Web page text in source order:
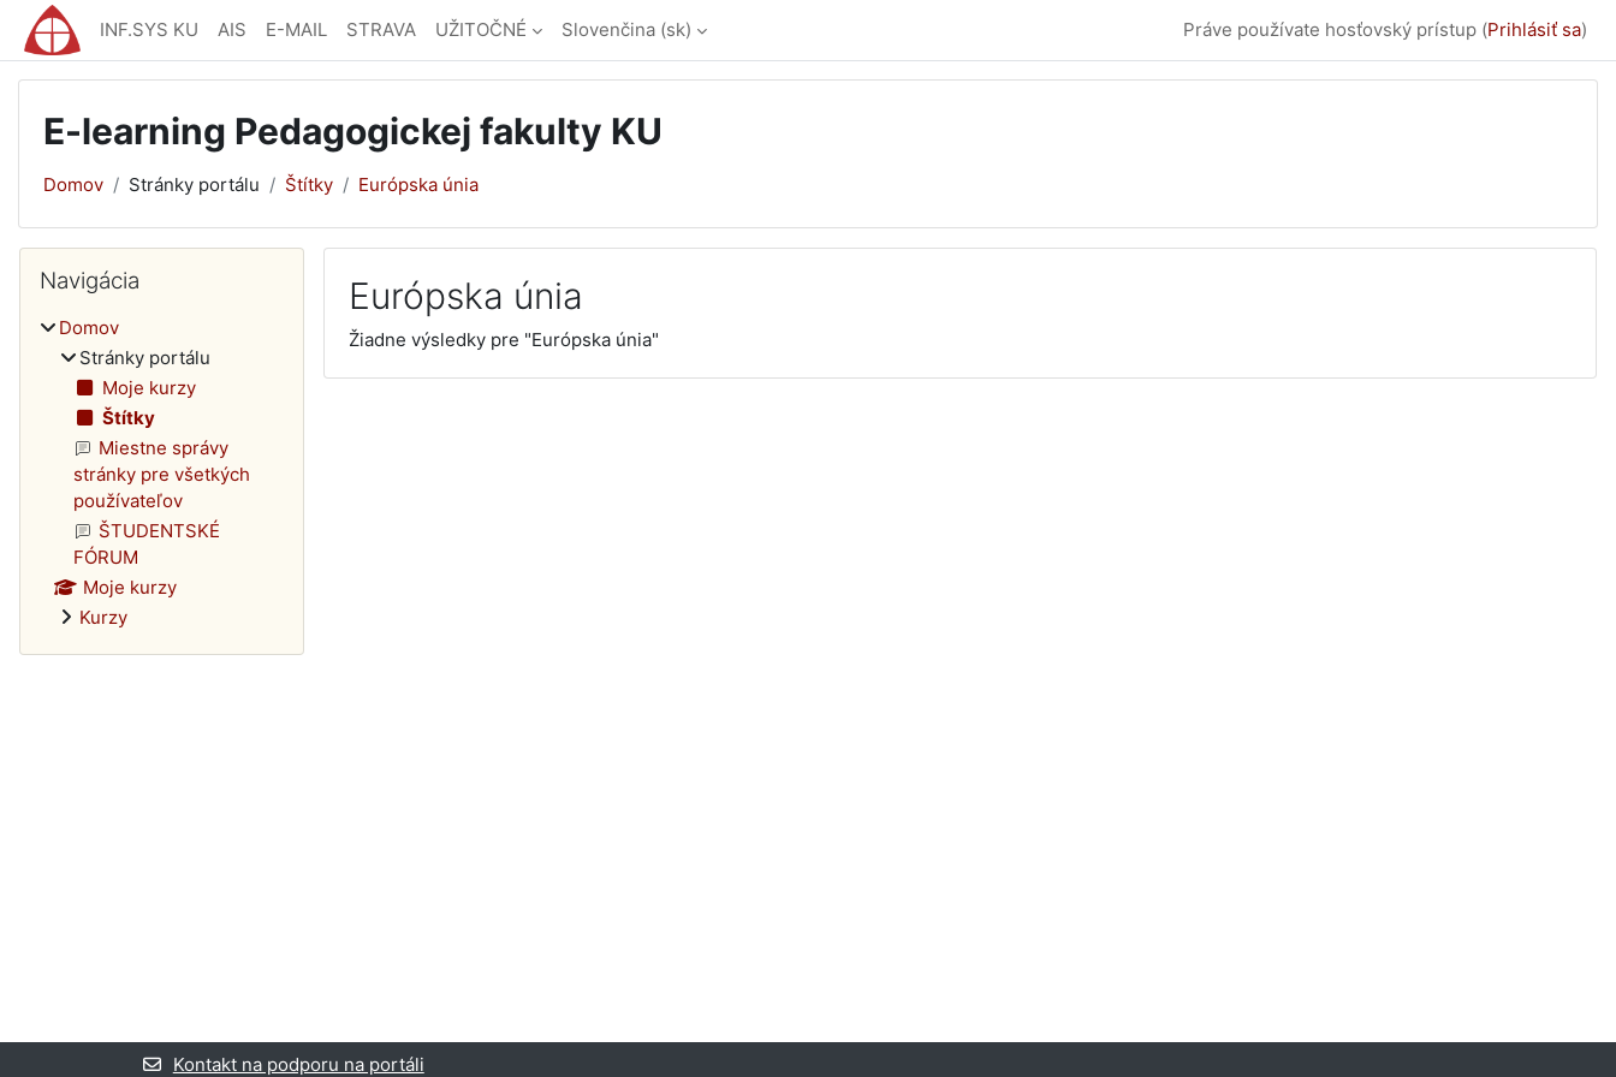
Preskočiť na hlavný obsah
INF.SYS KU AIS E-MAIL STRAVA UŽITOČNÉ Slovenčina ‎(sk)‎ Práve používate hosťovský prístup (Prihlásiť sa)
E-learning Pedagogickej fakulty KU
Domov Stránky portálu Štítky Európska únia
Európska únia
Žiadne výsledky pre "Európska únia"
Bloky
Navigácia
Domov
Stránky portálu
Moje kurzy
Štítky
Miestne správy
stránky pre všetkých
používateľov
ŠTUDENTSKÉ
FÓRUM
Moje kurzy
Kurzy
Kontakt na podporu na portáli